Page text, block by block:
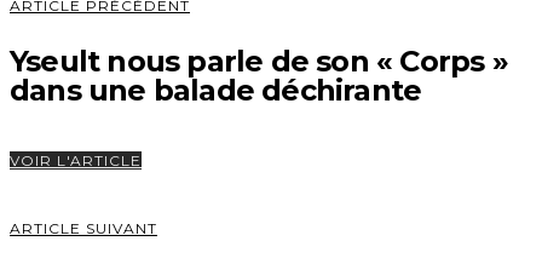
ARTICLE PRÉCÉDENT
Yseult nous parle de son « Corps »
dans une balade déchirante
VOIR L'ARTICLE
ARTICLE SUIVANT